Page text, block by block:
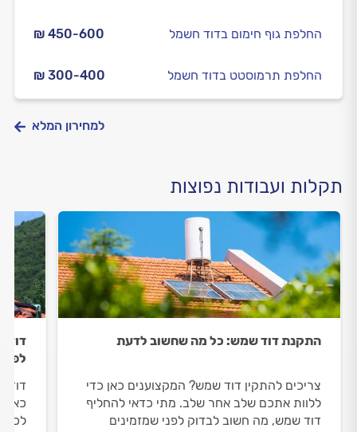
₪ 450-600 החלפת גוף חימום בדוד חשמל
₪ 300-400 החלפת תרמוסטט בדוד חשמל
למחירון המלא
תקלות ועבודות נפוצות
התקנת דוד שמש: כל מה שחשוב לדעת
צריכים להתקין דוד שמש? המקצוענים כאן כדי
ללוות אתכם שלב אחר שלב. מתי כדאי להחליף
דוד שמש, מה חשוב לבדוק לפני שמזמינים
דוד
דוד
כאן
לכם